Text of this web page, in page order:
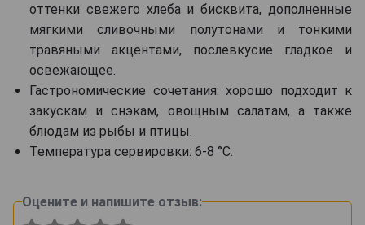
оттенки свежего хлеба и бисквита, дополненные
мягкими сливочными полутонами и тонкими
травяными акцентами, послевкусие гладкое и
освежающее.
Гастрономические сочетания: хорошо подходит к
закускам и снэкам, овощным салатам, а также
блюдам из рыбы и птицы.
Температура сервировки: 6-8 °C.
Оцените и напишите отзыв: